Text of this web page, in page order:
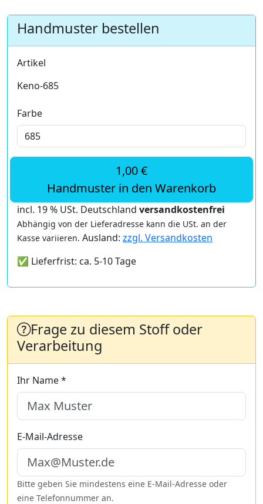
Handmuster bestellen
Artikel
Keno-685
Farbe
1,00 €
Handmuster in den Warenkorb
incl. 19 % USt. Deutschland versandkostenfrei
Abhängig von der Lieferadresse kann die USt. an der
Kasse variieren. Ausland: zzgl. Versandkosten
✅ Lieferfrist: ca. 5-10 Tage
Frage zu diesem Stoff oder
Verarbeitung
Ihr Name *
E-Mail-Adresse
Bitte geben Sie mindestens eine E-Mail-Adresse oder
eine Telefonnummer an.